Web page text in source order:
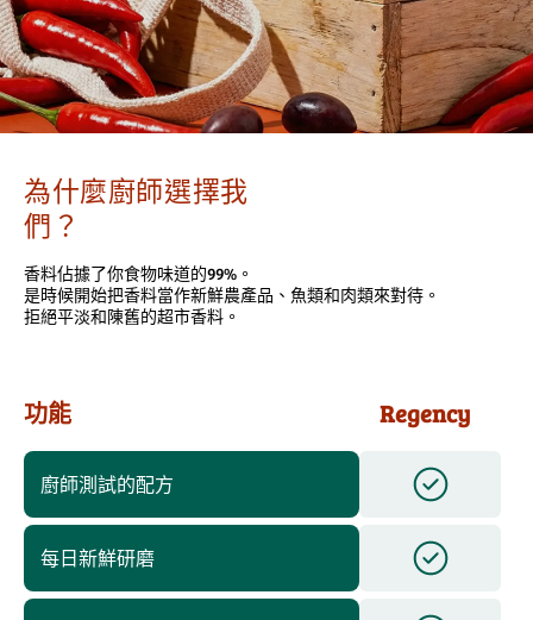
為什麼廚師選擇我
們？
香料佔據了你食物味道的99%。
是時候開始把香料當作新鮮農產品、魚類和肉類來對待。
拒絕平淡和陳舊的超市香料。
功能 Regency
廚師測試的配方
每日新鮮研磨